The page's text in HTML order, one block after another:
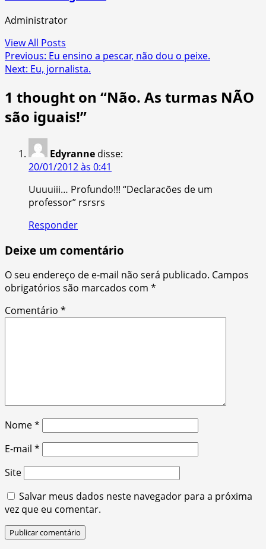
Administrator
View All Posts
Post
navigation
Previous: Eu ensino a pescar, não dou o peixe.
Next: Eu, jornalista.
1 thought on “Não. As turmas NÃO
são iguais!”
Edyranne disse:
20/01/2012 às 0:41
Uuuuiii… Profundo!!! “Declaracões de um
professor” rsrsrs
Responder
Deixe um comentário
O seu endereço de e-mail não será publicado. Campos
obrigatórios são marcados com *
Comentário *
Nome*
E-mail *
Site
Salvar meus dados neste navegador para a próxima
vez que eu comentar.